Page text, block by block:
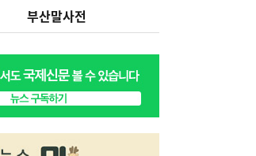
부산말사전